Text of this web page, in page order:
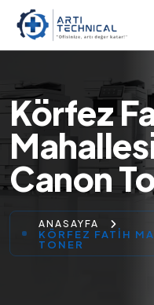
Körfez
Canon
ANASAYFA
KÖRFEZ FATIH
TONER